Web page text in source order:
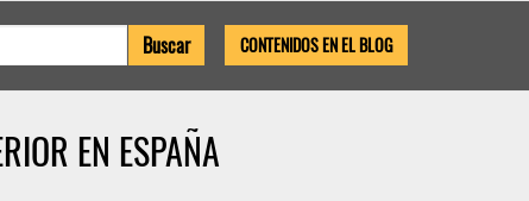
CONTENIDOS EN EL BLOG
EN ESPAÑA